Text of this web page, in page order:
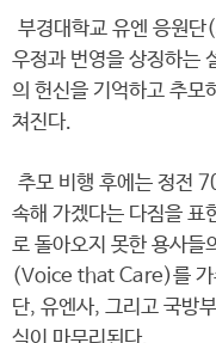
부경대학교 유엔 응원
우정과 번영을 상징하는
의 헌신을 기억하고 추모
쳐진다.
추모 비행 후에는 정전
속해 가겠다는 다짐을 표
로 돌아오지 못한 용사들
(Voice that Care)를 가
단, 유엔사, 그리고 국방